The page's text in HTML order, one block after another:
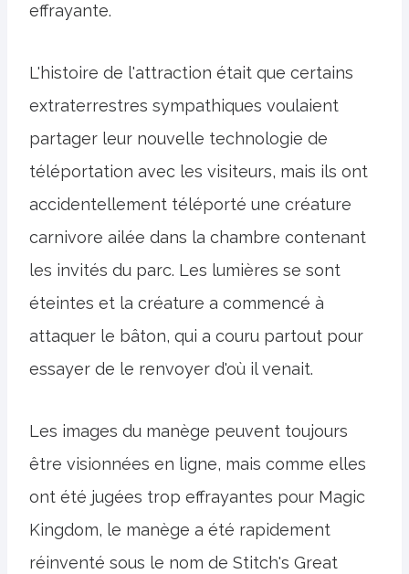
effrayante.
L'histoire de l'attraction était que certains
extraterrestres sympathiques voulaient
partager leur nouvelle technologie de
téléportation avec les visiteurs, mais ils ont
accidentellement téléporté une créature
carnivore ailée dans la chambre contenant
les invités du parc. Les lumières se sont
éteintes et la créature a commencé à
attaquer le bâton, qui a couru partout pour
essayer de le renvoyer d'où il venait.
Les images du manège peuvent toujours
être visionnées en ligne, mais comme elles
ont été jugées trop effrayantes pour Magic
Kingdom, le manège a été rapidement
réinventé sous le nom de Stitch's Great